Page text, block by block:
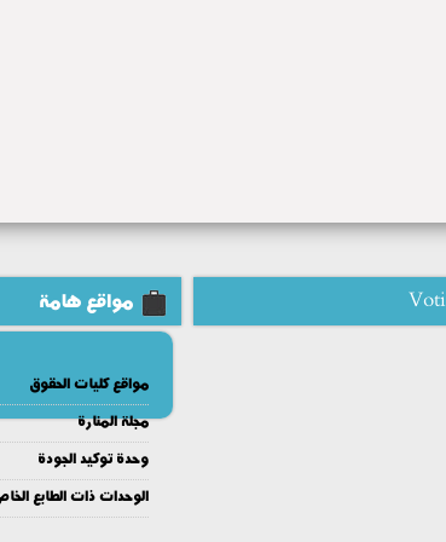
مواقع هامة
مواقع كليات الحقوق
مجلة المنارة
وحدة توكيد الجودة
الوحدات ذات الطابع